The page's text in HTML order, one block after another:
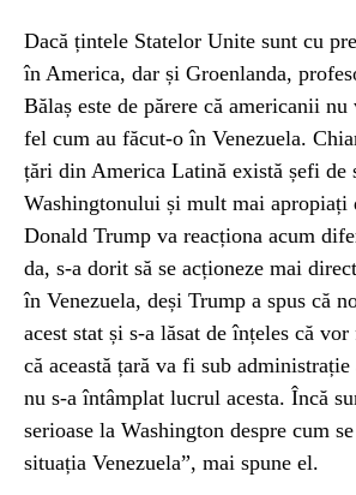
Dacă țintele Statelor Unite sunt cu
în America, dar și Groenlanda,
Bălaș este de părere că americanii
fel cum au făcut-o în Venezuela.
țări din America Latină există șefi de
Washingtonului și mult mai apropiați
Donald Trump va reacționa acum
da, s-a dorit să se acționeze mai
în Venezuela, deși Trump a spus că
acest stat și s-a lăsat de înțeles că
că această țară va fi sub
nu s-a întâmplat lucrul acesta. Încă
serioase la Washington despre cum
situația Venezuela”, mai spune el.